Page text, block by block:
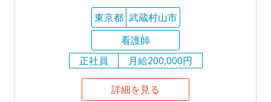
東京都 武蔵村山市
看護師
正社員
月給200,000円
詳細を見る